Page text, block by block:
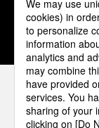
1
パナソ